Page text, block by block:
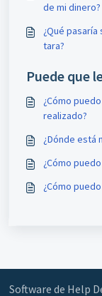
de mi dinero?
¿Qué
tara?
Puede que
¿Cómo
realizado?
¿Dónde está
¿Cómo
¿Cómo
Software de Help